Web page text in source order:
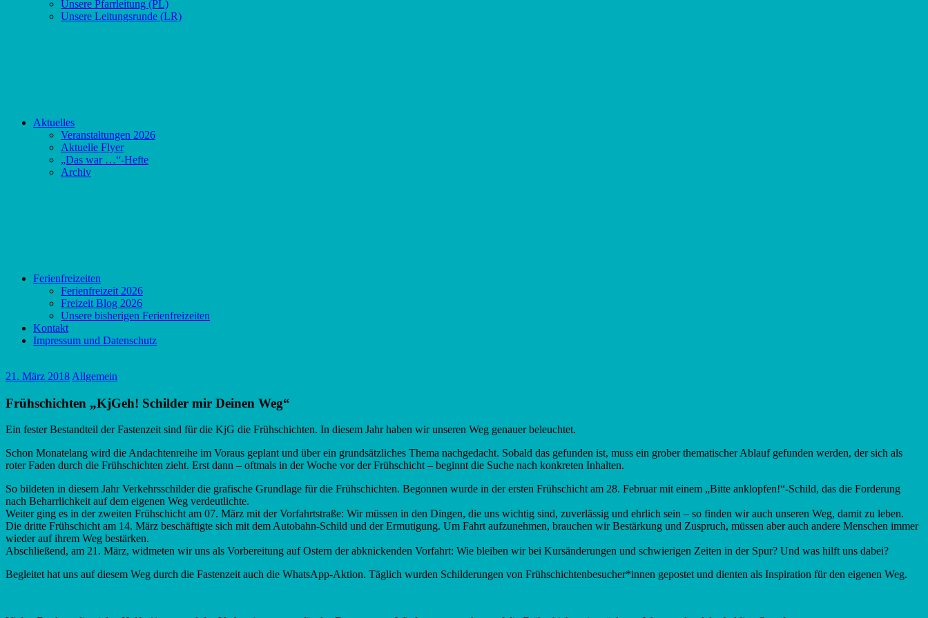
Unsere Pfarrleitung (PL)
Unsere Leitungsrunde (LR)
Aktuelles
Veranstaltungen 2026
Aktuelle Flyer
„Das war …“-Hefte
Archiv
Ferienfreizeiten
Ferienfreizeit 2026
Freizeit Blog 2026
Unsere bisherigen Ferienfreizeiten
Kontakt
Impressum und Datenschutz
21. März 2018 Allgemein
Frühschichten „KjGeh! Schilder mir Deinen Weg“
Ein fester Bestandteil der Fastenzeit sind für die KjG die Frühschichten. In diesem Jahr haben wir unseren Weg genauer beleuchtet.
Schon Monatelang wird die Andachtenreihe im Voraus geplant und über ein grundsätzliches Thema nachgedacht. Sobald das gefunden ist, muss ein grober thematischer Ablauf gefunden werden, der sich als
roter Faden durch die Frühschichten zieht. Erst dann – oftmals in der Woche vor der Frühschicht – beginnt die Suche nach konkreten Inhalten.
So bildeten in diesem Jahr Verkehrsschilder die grafische Grundlage für die Frühschichten. Begonnen wurde in der ersten Frühschicht am 28. Februar mit einem „Bitte anklopfen!“-Schild, das die Forderung
nach Beharrlichkeit auf dem eigenen Weg verdeutlichte.
Weiter ging es in der zweiten Frühschicht am 07. März mit der Vorfahrtstraße: Wir müssen in den Dingen, die uns wichtig sind, zuverlässig und ehrlich sein – so finden wir auch unseren Weg, damit zu leben.
Die dritte Frühschicht am 14. März beschäftigte sich mit dem Autobahn-Schild und der Ermutigung. Um Fahrt aufzunehmen, brauchen wir Bestärkung und Zuspruch, müssen aber auch andere Menschen immer
wieder auf ihrem Weg bestärken.
Abschließend, am 21. März, widmeten wir uns als Vorbereitung auf Ostern der abknickenden Vorfahrt: Wie bleiben wir bei Kursänderungen und schwierigen Zeiten in der Spur? Und was hilft uns dabei?
Begleitet hat uns auf diesem Weg durch die Fastenzeit auch die WhatsApp-Aktion. Täglich wurden Schilderungen von Frühschichtenbesucher*innen gepostet und dienten als Inspiration für den eigenen Weg.